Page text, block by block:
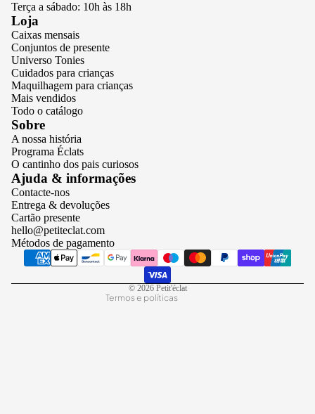
Terça a sábado: 10h às 18h
Loja
Caixas mensais
Conjuntos de presente
Universo Tonies
Cuidados para crianças
Maquilhagem para crianças
Mais vendidos
Todo o catálogo
Sobre
A nossa história
Programa Éclats
O cantinho dos pais curiosos
Ajuda & informações
Contacte-nos
Entrega & devoluções
Cartão presente
hello@petiteclat.com
Métodos de pagamento
© 2026 Petit'éclat
Termos e políticas
Política de privacidade
Termos do serviço
Política de reembolso
Política de envio
Aviso legal